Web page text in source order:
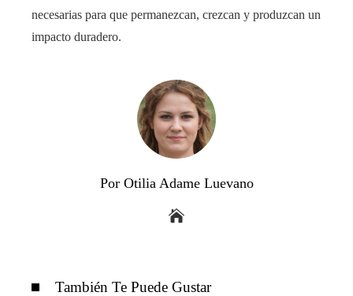
necesarias para que permanezcan, crezcan y produzcan un
impacto duradero.
Por Otilia Adame Luevano
También Te Puede Gustar